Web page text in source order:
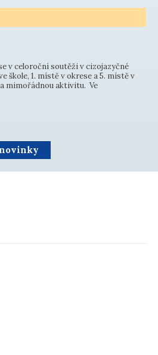
v celoroční soutěži v cizojazyčné
škole, 1. místě v okrese a 5. místě v
mimořádnou aktivitu. Ve